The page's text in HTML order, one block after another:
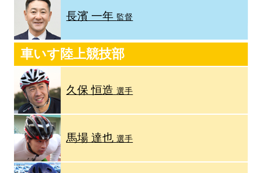
長濱 一年 監督
車いす陸上競技部
久保 恒造選手
馬場 達也選手